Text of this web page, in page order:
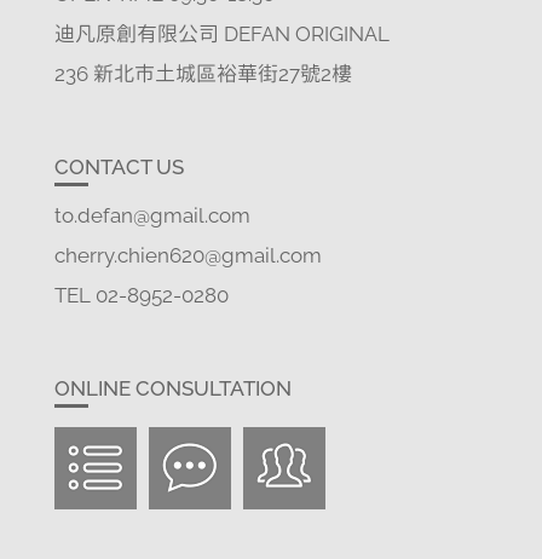
迪凡原創有限公司 DEFAN ORIGINAL
236 新北市土城區裕華街27號2樓
CONTACT US
to.defan@gmail.com
cherry.chien620@gmail.com
TEL 02-8952-0280
ONLINE CONSULTATION